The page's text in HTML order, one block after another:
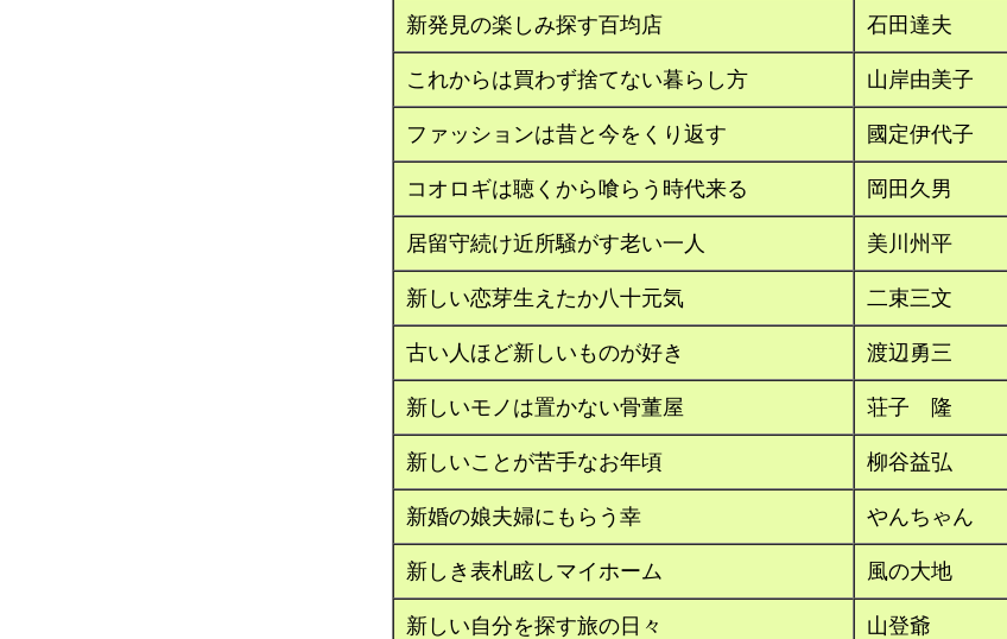
新発見の楽しみ探す百均店 石田達夫
これからは買わず捨てない暮らし方 山岸由美子
ファッションは昔と今をくり返す 國定伊代子
コオロギは聴くから喰らう時代来る 岡田久男
居留守続け近所騒がす老い一人 美川州平
新しい恋芽生えたか八十元気 二束三文
古い人ほど新しいものが好き 渡辺勇三
新しいモノは置かない骨董屋 荘子 隆
新しいことが苦手なお年頃 柳谷益弘
新婚の娘夫婦にもらう幸 やんちゃん
新しき表札眩しマイホーム 風の大地
新しい自分を探す旅の日々 山登爺